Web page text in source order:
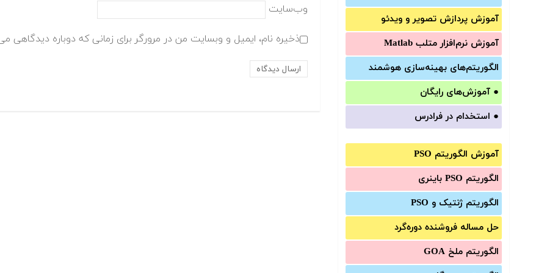
آموزش‌ پردازش تصویر و ویدئو
آموزش‌ نرم‌افزار متلب Matlab
الگوریتم‌های بهینه‌سازی هوشمند
● آموزش‌های رایگان
● استخدام در فرادرس
آموزش الگوریتم PSO
الگوریتم PSO باینری
الگوریتم ژنتیک و PSO
حل مساله فروشنده دوره‌گرد
الگوریتم ملخ GOA
وب‌سایت
ذخیره نام، ایمیل و وبسایت من در مرورگر برای زمانی که دوباره دیدگاهی